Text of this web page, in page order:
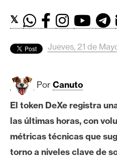
d
s
B
t
c
o
i
𝕏
Jueves, 21 de
Por Canuto
El token DeXe registra
las últimas horas, con
métricas técnicas que
torno a niveles clave de